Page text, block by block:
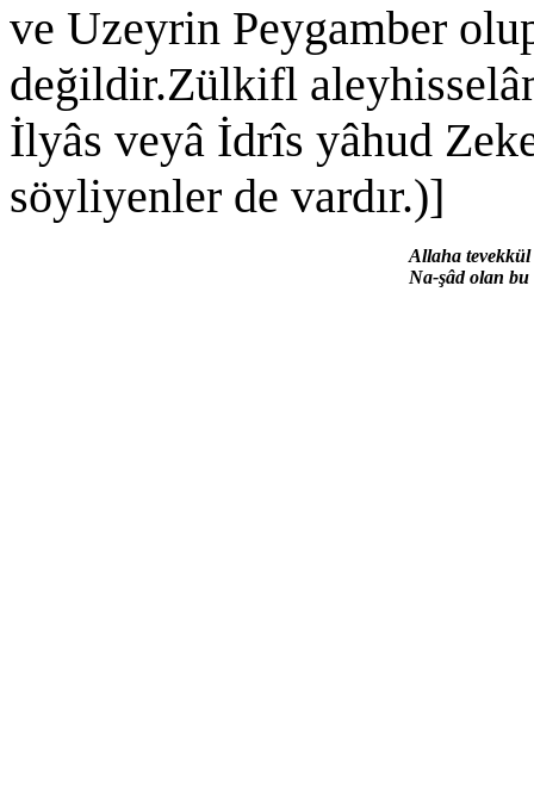
ve Uzeyrin Peygamber
değildir.Zülkifl
İlyâs veyâ İdrîs yâhud
söyliyenler de vardır.)]
Allaha
Na-şâd olan